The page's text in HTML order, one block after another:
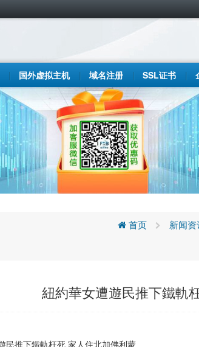
国外虚拟主机 域名注册 SSL证书
首页 新闻资
紐約華女遭遊民推下鐵軌